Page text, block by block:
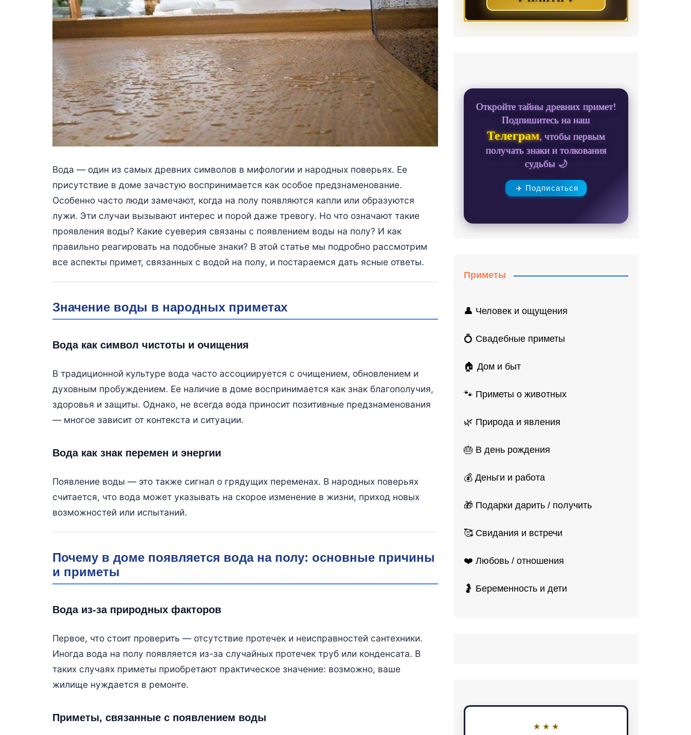
Вода — один из самых древних символов в мифологии и народных поверьях. Ее
присутствие в доме зачастую воспринимается как особое предзнаменование.
Особенно часто люди замечают, когда на полу появляются капли или образуются
лужи. Эти случаи вызывают интерес и порой даже тревогу. Но что означают такие
проявления воды? Какие суеверия связаны с появлением воды на полу? И как
правильно реагировать на подобные знаки? В этой статье мы подробно рассмотрим
все аспекты примет, связанных с водой на полу, и постараемся дать ясные ответы.
Значение воды в народных приметах
Вода как символ чистоты и очищения
В традиционной культуре вода часто ассоциируется с очищением, обновлением и
духовным пробуждением. Ее наличие в доме воспринимается как знак благополучия,
здоровья и защиты. Однако, не всегда вода приносит позитивные предзнаменования
— многое зависит от контекста и ситуации.
Вода как знак перемен и энергии
Появление воды — это также сигнал о грядущих переменах. В народных поверьях
считается, что вода может указывать на скорое изменение в жизни, приход новых
возможностей или испытаний.
Почему в доме появляется вода на полу: основные причины
и приметы
Вода из-за природных факторов
Первое, что стоит проверить — отсутствие протечек и неисправностей сантехники.
Иногда вода на полу появляется из-за случайных протечек труб или конденсата. В
таких случаях приметы приобретают практическое значение: возможно, ваше
жилище нуждается в ремонте.
Приметы, связанные с появлением воды
Откройте тайны древних примет!
Подпишитесь на наш
Телеграм, чтобы первым
получать знаки и толкования
судьбы 🌙
✈️ Подписаться
Приметы
👤 Человек и ощущения
💍 Свадебные приметы
🏠 Дом и быт
🐾 Приметы о животных
🌿 Природа и явления
🎂 В день рождения
💰 Деньги и работа
🎁 Подарки дарить / получить
🥰 Свидания и встречи
❤️ Любовь / отношения
🤰 Беременность и дети